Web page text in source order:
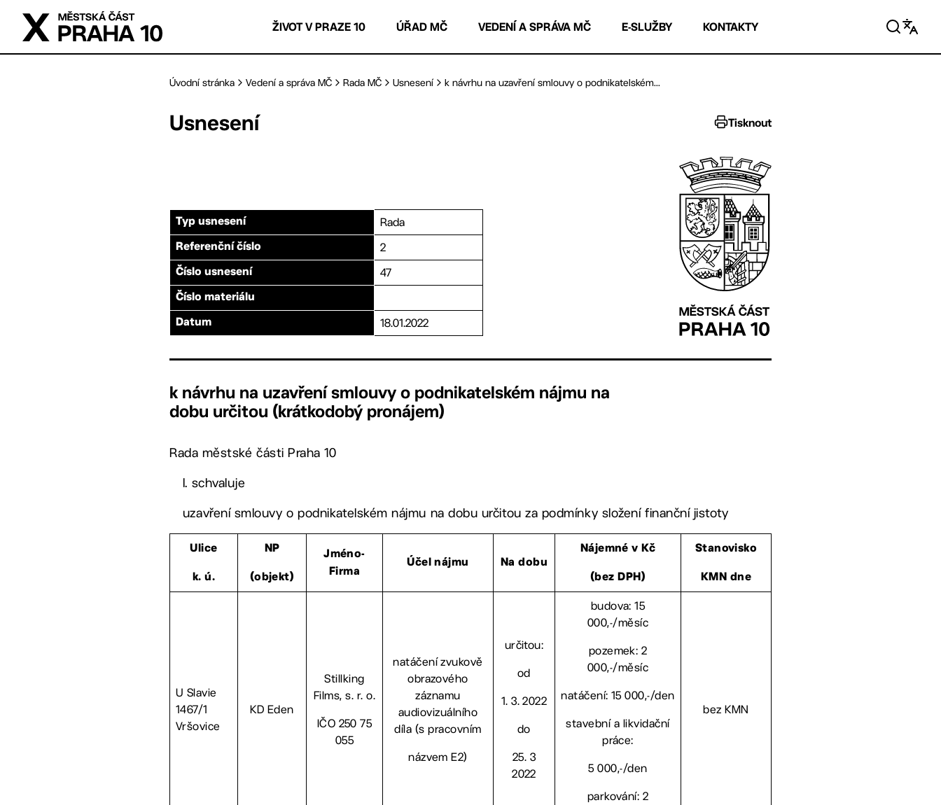
Přejít na hlavní obsah
ŽIVOT V PRAZE 10 ÚŘAD MČ VEDENÍ A SPRÁVA MČ E-SLUŽBY KONTAKTY
Úvodní stránka Vedení a správa MČ Rada MČ Usnesení k návrhu na uzavření smlouvy o podnikatelském...
Usnesení Tisknout
Typ usnesení Rada
Referenční číslo 2
Číslo usnesení 47
Číslo materiálu
Datum 18.01.2022
k návrhu na uzavření smlouvy o podnikatelském nájmu na
dobu určitou (krátkodobý pronájem)
Rada městské části Praha 10
I. schvaluje
uzavření smlouvy o podnikatelském nájmu na dobu určitou za podmínky složení finanční jistoty
Ulice
k. ú.
NP
(objekt)
Jméno-
Firma
Účel nájmu Na dobu
Nájemné v Kč
(bez DPH)
Stanovisko
KMN dne
U Slavie
1467/1
Vršovice
KD Eden
Stillking
Films, s. r. o.
IČO 250 75
055
natáčení zvukově
obrazového
záznamu
audiovizuálního
díla (s pracovním
názvem E2)
určitou:
od
1. 3. 2022
do
25. 3
2022
budova: 15
000,-/měsíc
pozemek: 2
000,-/měsíc
natáčení: 15 000,-/den
stavební a likvidační
práce:
5 000,-/den
parkování: 2
bez KMN